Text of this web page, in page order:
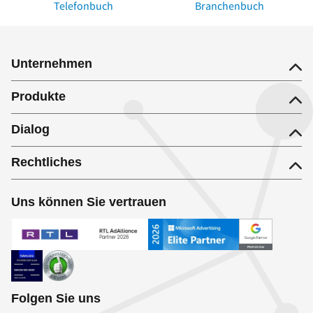
Telefonbuch Branchenbuch
Unternehmen
Produkte
Dialog
Rechtliches
Uns können Sie vertrauen
Folgen Sie uns